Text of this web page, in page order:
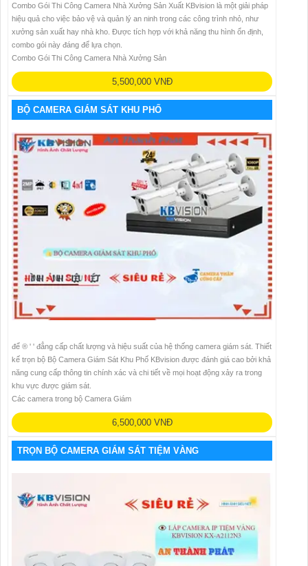
Combo Gói Thi Công Camera Nhà Xưởng Sản Xuất KBvision là một giải pháp
hiệu quả cho việc bảo vệ và quản lý an ninh trong các công trình nhỏ, như
xưởng sản xuất hay nhà kho. Được tích hợp với khả năng thu hình ổn định,
combo gói này đáng để lựa chọn.
Combo Gói Thi Công Camera Nhà Xưởng Sản
5,500,000 VNĐ
BỘ CAMERA GIÁM SÁT KHU PHỐ
để ®️ ' ' đẳng cấp chất lượng và hiệu suất của hệ thống camera giám sát. Thiết
kế trọn bộ Bộ Camera Giám Sát Khu Phố KBvision được đánh giá cao bởi khả
năng cung cấp thông tin chính xác và chi tiết về mọi hoạt động xảy ra trong
khu vực được giám sát.
Các camera trong bộ Camera Giám
6,500,000 VNĐ
TRỌN BỘ CAMERA GIÁM SÁT TIỆM VÀNG